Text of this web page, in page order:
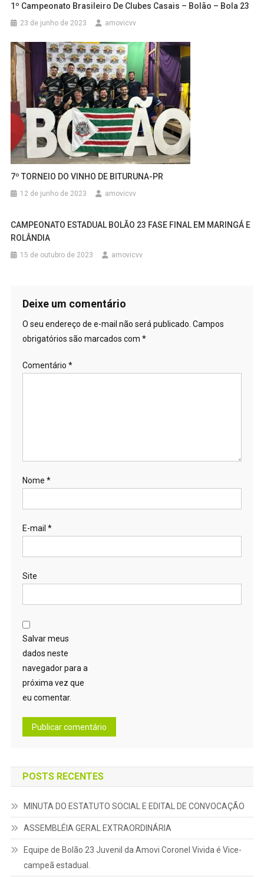
1º Campeonato Brasileiro De Clubes Casais – Bolão – Bola 23
23 de junho de 2023 amovicvv
7º TORNEIO DO VINHO DE BITURUNA-PR
12 de junho de 2023 amovicvv
CAMPEONATO ESTADUAL BOLÃO 23 FASE FINAL EM MARINGÁ E
ROLÂNDIA
15 de outubro de 2023 amovicvv
Deixe um comentário
O seu endereço de e-mail não será publicado. Campos
obrigatórios são marcados com *
Comentário *
Nome *
E-mail *
Site
Salvar meus
dados neste
navegador para a
próxima vez que
eu comentar.
POSTS RECENTES
MINUTA DO ESTATUTO SOCIAL E EDITAL DE CONVOCAÇÃO
ASSEMBLÉIA GERAL EXTRAORDINÁRIA
Equipe de Bolão 23 Juvenil da Amovi Coronel Vivida é Vice-
campeã estadual.